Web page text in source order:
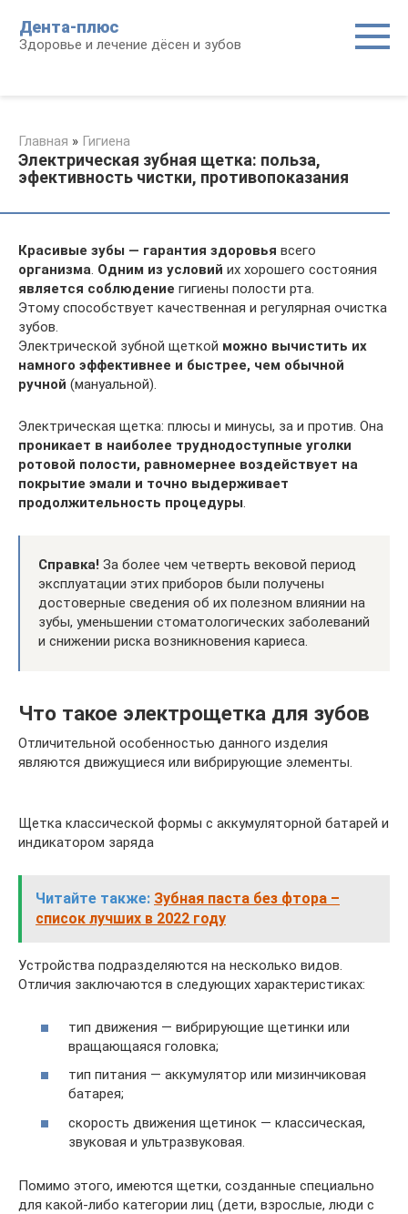
контенту
Дента-плюс
Здоровье и лечение дёсен и зубов
Главная » Гигиена
Электрическая зубная щетка: польза,
эфективность чистки, противопоказания
Красивые зубы — гарантия здоровья всего
организма. Одним из условий их хорошего состояния
является соблюдение гигиены полости рта.
Этому способствует качественная и регулярная очистка
зубов.
Электрической зубной щеткой можно вычистить их
намного эффективнее и быстрее, чем обычной
ручной (мануальной).
Электрическая щетка: плюсы и минусы, за и против. Она
проникает в наиболее труднодоступные уголки
ротовой полости, равномернее воздействует на
покрытие эмали и точно выдерживает
продолжительность процедуры.
Справка! За более чем четверть вековой период
эксплуатации этих приборов были получены
достоверные сведения об их полезном влиянии на
зубы, уменьшении стоматологических заболеваний
и снижении риска возникновения кариеса.
Что такое электрощетка для зубов
Отличительной особенностью данного изделия
являются движущиеся или вибрирующие элементы.
Щетка классической формы с аккумуляторной батарей и
индикатором заряда
Читайте также: Зубная паста без фтора –
список лучших в 2022 году
Устройства подразделяются на несколько видов.
Отличия заключаются в следующих характеристиках:
тип движения — вибрирующие щетинки или
вращающаяся головка;
тип питания — аккумулятор или мизинчиковая
батарея;
скорость движения щетинок — классическая,
звуковая и ультразвуковая.
Помимо этого, имеются щетки, созданные специально
для какой-либо категории лиц (дети, взрослые, люди с